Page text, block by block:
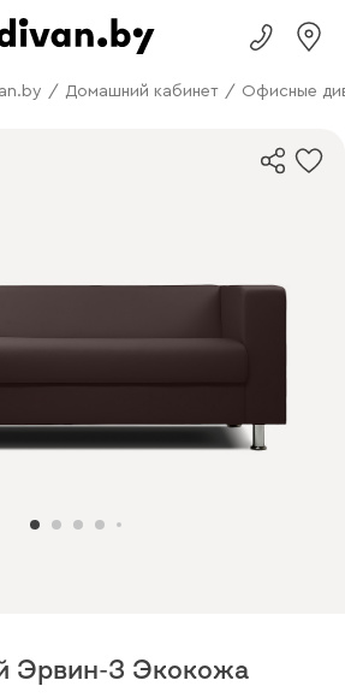
/ Домашний кабинет / Офисные
Эрвин-3 Экокожа